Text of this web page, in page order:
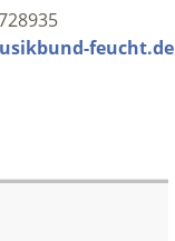
feucht.de